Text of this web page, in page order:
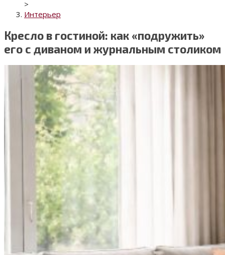
>
Интерьер
Кресло в гостиной: как «подружить»
его с диваном и журнальным столиком